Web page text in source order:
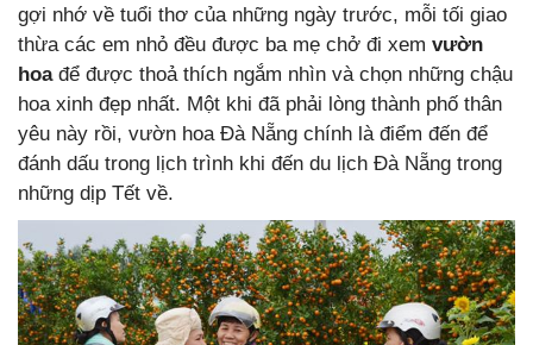
gợi nhớ về tuổi thơ của những ngày trước, mỗi tối giao
thừa các em nhỏ đều được ba mẹ chở đi xem vườn
hoađể được thoả thích ngắm nhìn và chọn những chậu
hoa xinh đẹp nhất. Một khi đã phải lòng thành phố thân
yêu này rồi, vườn hoa Đà Nẵng chính là điểm đến để
đánh dấu trong lịch trình khi đến du lịch Đà Nẵng trong
những dịp Tết về.